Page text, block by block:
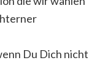
Du Dich nicht